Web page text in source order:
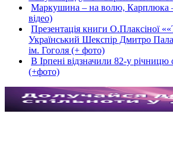
Маркушина – на волю, Карплюка
відео)
Презентація книги О.Плаксіної
Український Шекспір Дмитро
ім. Гоголя (+ фото)
В Ірпені відзначили 82-у
(+фото)